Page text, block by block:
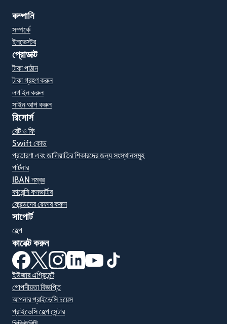
কম্পানি
সম্পর্কে
ইনভেস্টর
প্রোডাক্ট
টাকা পাঠান
টাকা গ্রহণ করুন
লগ ইন করুন
সাইন আপ করুন
রিসোর্স
রেট ও ফি
Swift কোড
প্রতারণা এবং জালিয়াতির শিকারদের জন্য সংস্থানসমূহ
পার্টনার
IBAN নম্বর
কারেন্সি কনভার্টার
ফ্রেন্ডদের রেফার করুন
সাপোর্ট
হেল্প
কানেক্ট করুন
(নতুন উইন্ডোতে খুলবে)
(নতুন উইন্ডোতে খুলবে)
(নতুন উইন্ডোতে খুলবে)
(নতুন উইন্ডোতে খুলবে)
(নতুন উইন্ডোতে খুলবে)
ইউজার এগ্রিমেন্ট
গোপনীয়তা বিজ্ঞপ্তি
আপনার প্রাইভেসি চয়েস
প্রাইভেসি হেল্প সেন্টার